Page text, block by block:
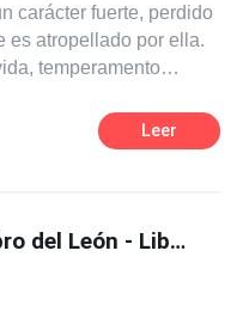
carácter fuerte, perdido
es atropellado por ella.
temperamento
salvaje sin dirección.
la mujer, que le arroya
suficiente para
de la sensualidad que
Leer
La Élite - El Libro del León - Libro 3